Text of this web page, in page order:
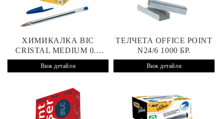
ХИМИКАЛКА BIC
CRISTAL MEDIUM 0.4
MM СИНЯ
Виж детайли
ТЕЛЧЕТА OFFICE POINT
N24/6 1000 БР.
Виж детайли